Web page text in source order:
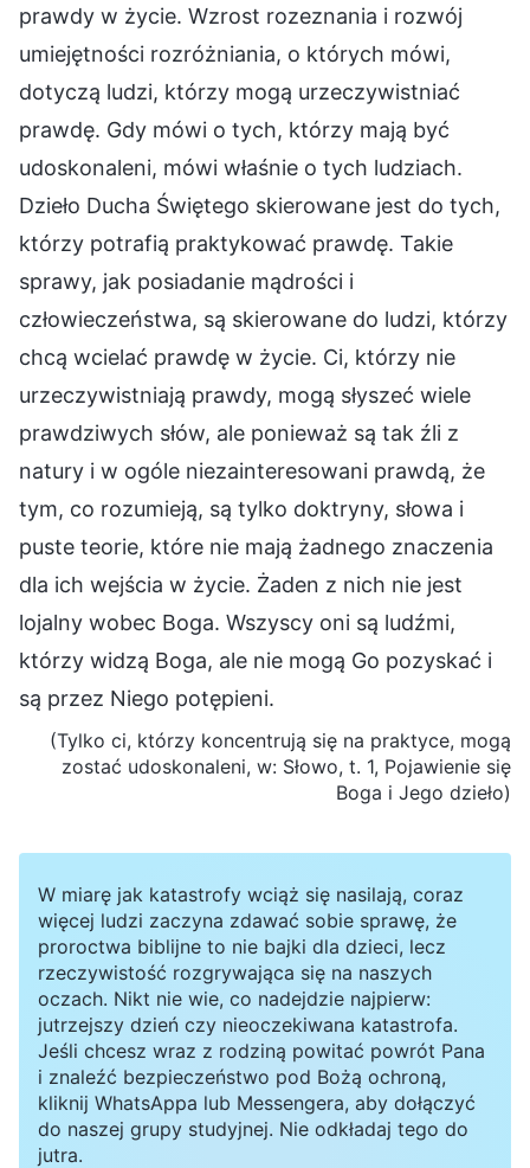
prawdy w życie. Wzrost rozeznania i rozwój
umiejętności rozróżniania, o których mówi,
dotyczą ludzi, którzy mogą urzeczywistniać
prawdę. Gdy mówi o tych, którzy mają być
udoskonaleni, mówi właśnie o tych ludziach.
Dzieło Ducha Świętego skierowane jest do tych,
którzy potrafią praktykować prawdę. Takie
sprawy, jak posiadanie mądrości i
człowieczeństwa, są skierowane do ludzi, którzy
chcą wcielać prawdę w życie. Ci, którzy nie
urzeczywistniają prawdy, mogą słyszeć wiele
prawdziwych słów, ale ponieważ są tak źli z
natury i w ogóle niezainteresowani prawdą, że
tym, co rozumieją, są tylko doktryny, słowa i
puste teorie, które nie mają żadnego znaczenia
dla ich wejścia w życie. Żaden z nich nie jest
lojalny wobec Boga. Wszyscy oni są ludźmi,
którzy widzą Boga, ale nie mogą Go pozyskać i
są przez Niego potępieni.
(Tylko ci, którzy koncentrują się na praktyce, mogą
zostać udoskonaleni, w: Słowo, t. 1, Pojawienie się
Boga i Jego dzieło)
W miarę jak katastrofy wciąż się nasilają, coraz
więcej ludzi zaczyna zdawać sobie sprawę, że
proroctwa biblijne to nie bajki dla dzieci, lecz
rzeczywistość rozgrywająca się na naszych
oczach. Nikt nie wie, co nadejdzie najpierw:
jutrzejszy dzień czy nieoczekiwana katastrofa.
Jeśli chcesz wraz z rodziną powitać powrót Pana
i znaleźć bezpieczeństwo pod Bożą ochroną,
kliknij WhatsAppa lub Messengera, aby dołączyć
do naszej grupy studyjnej. Nie odkładaj tego do
jutra.